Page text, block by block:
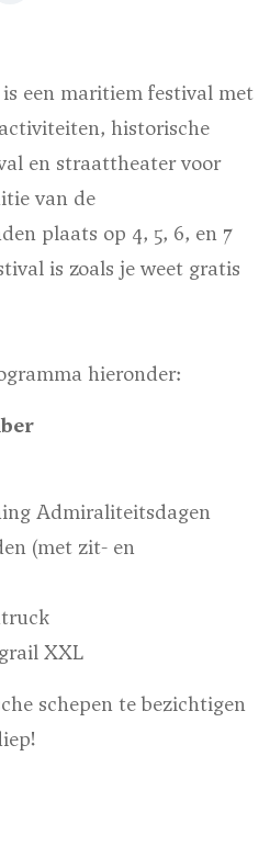
een maritiem festival met
historische
en straattheater voor
van de
plaats op 4, 5, 6, en 7
is zoals je weet gratis
hieronder:
Admiraliteitsdagen
(met zit- en
XXL
schepen te bezichtigen